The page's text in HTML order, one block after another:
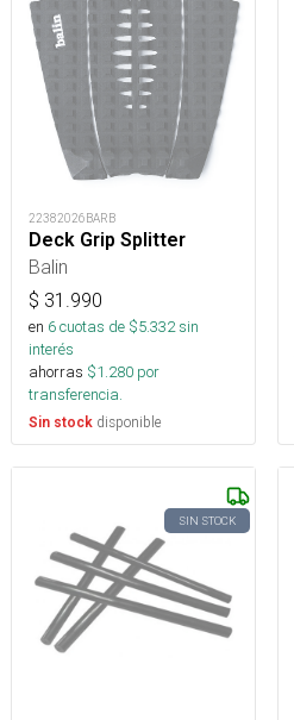
22382026BARB
Deck Grip Splitter
Balin
$ 31.990
en 6cuotas de $5.332sin
interés
ahorras $1.280 por
transferencia.
Sin stock disponible
SIN STOCK